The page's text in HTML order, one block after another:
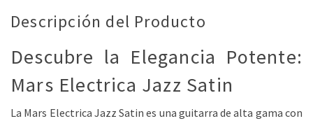
Descripción del Producto
Descubre la Elegancia Potente:
Mars Electrica Jazz Satin
La Mars Electrica Jazz Satin es una guitarra de alta gama con